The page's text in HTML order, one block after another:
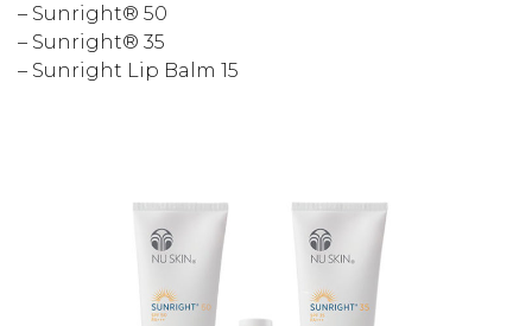
– Sunright® 50
– Sunright® 35
– Sunright Lip Balm 15